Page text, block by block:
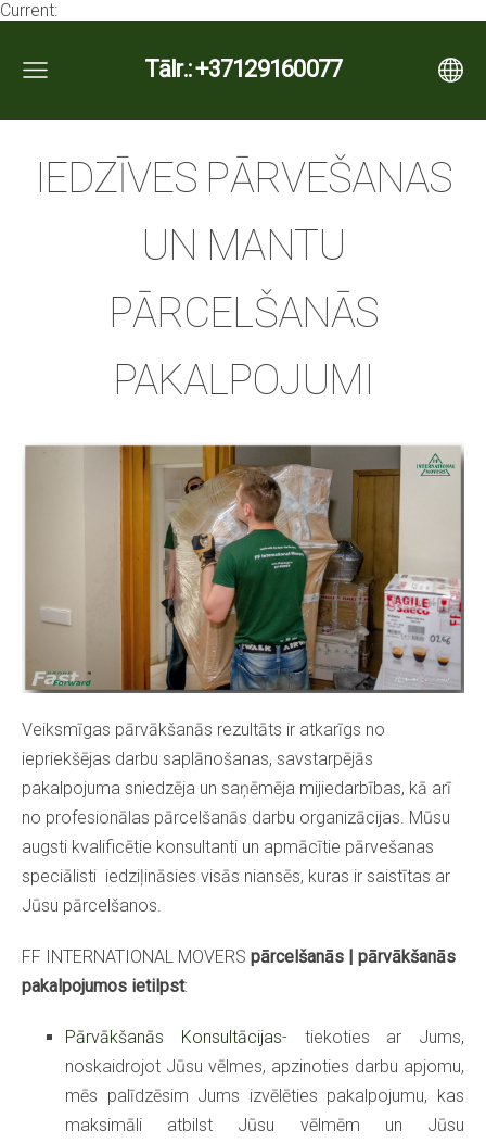
Current:
Tālr.: +37129160077
IEDZĪVES PĀRVEŠANAS
UN MANTU
PĀRCELŠANĀS
PAKALPOJUMI
Veiksmīgas pārvākšanās rezultāts ir atkarīgs no
iepriekšējas darbu saplānošanas, savstarpējās
pakalpojuma sniedzēja un saņēmēja mijiedarbības, kā arī
no profesionālas pārcelšanās darbu organizācijas. Mūsu
augsti kvalificētie konsultanti un apmācītie pārvešanas
speciālisti iedziļināsies visās niansēs, kuras ir saistītas ar
Jūsu pārcelšanos.
FF INTERNATIONAL MOVERS pārcelšanās | pārvākšanās
pakalpojumos ietilpst:
Pārvākšanās Konsultācijas- tiekoties ar Jums,
noskaidrojot Jūsu vēlmes, apzinoties darbu apjomu,
mēs palīdzēsim Jums izvēlēties pakalpojumu, kas
maksimāli atbilst Jūsu vēlmēm un Jūsu